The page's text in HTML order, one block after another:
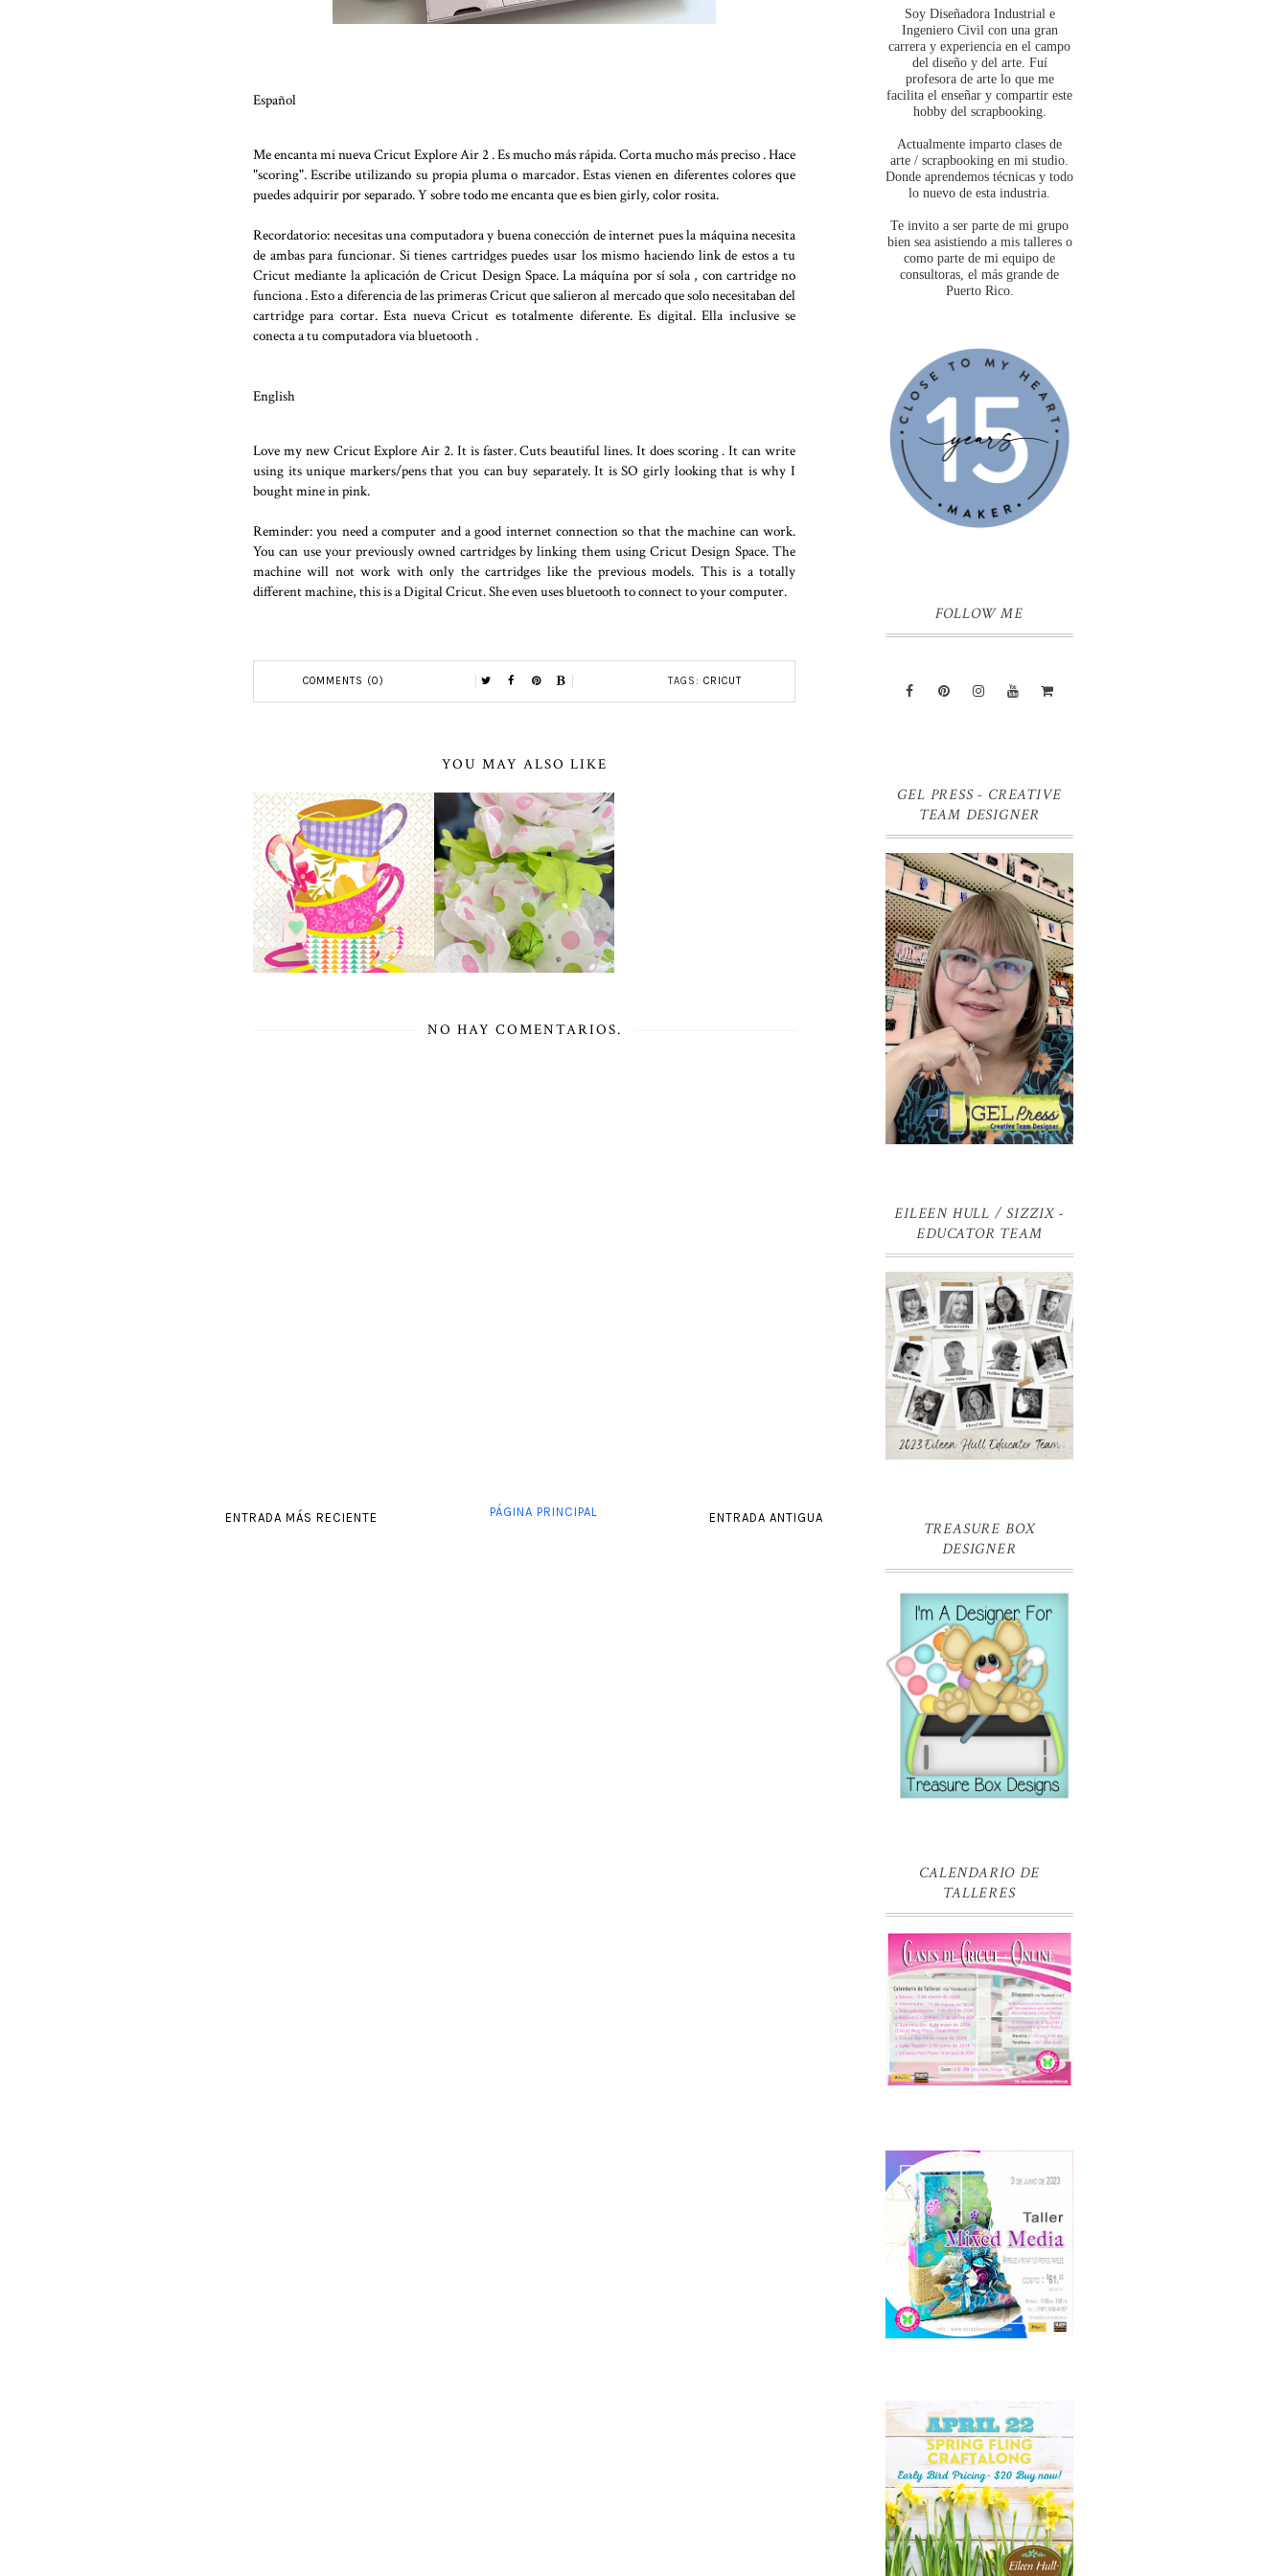
Español
Me encanta mi nueva Cricut Explore Air 2 . Es mucho más rápida. Corta mucho más preciso . Hace
"scoring". Escribe utilizando su propia pluma o marcador. Estas vienen en diferentes colores que
puedes adquirir por separado. Y sobre todo me encanta que es bien girly, color rosita.
Recordatorio: necesitas una computadora y buena conección de internet pues la máquina necesita
de ambas para funcionar. Si tienes cartridges puedes usar los mismo haciendo link de estos a tu
Cricut mediante la aplicación de Cricut Design Space. La máquína por sí sola , con cartridge no
funciona . Esto a diferencia de las primeras Cricut que salieron al mercado que solo necesitaban del
cartridge para cortar. Esta nueva Cricut es totalmente diferente. Es digital. Ella inclusive se
conecta a tu computadora via bluetooth .
English
Love my new Cricut Explore Air 2. It is faster. Cuts beautiful lines. It does scoring . It can write
using its unique markers/pens that you can buy separately. It is SO girly looking that is why I
bought mine in pink.
Reminder: you need a computer and a good internet connection so that the machine can work.
You can use your previously owned cartridges by linking them using Cricut Design Space. The
machine will not work with only the cartridges like the previous models. This is a totally
different machine, this is a Digital Cricut. She even uses bluetooth to connect to your computer.
COMMENTS (0) TAGS: CRICUT
YOU MAY ALSO LIKE
NO HAY COMENTARIOS.
ENTRADA MÁS RECIENTE ENTRADA ANTIGUA
PÁGINA PRINCIPAL
Soy Diseñadora Industrial e
Ingeniero Civil con una gran
carrera y experiencia en el campo
del diseño y del arte. Fuí
profesora de arte lo que me
facilita el enseñar y compartir este
hobby del scrapbooking.
Actualmente imparto clases de
arte / scrapbooking en mi studio.
Donde aprendemos técnicas y todo
lo nuevo de esta industria.
Te invito a ser parte de mi grupo
bien sea asistiendo a mis talleres o
como parte de mi equipo de
consultoras, el más grande de
Puerto Rico.
FOLLOW ME
GEL PRESS - CREATIVE
TEAM DESIGNER
EILEEN HULL / SIZZIX -
EDUCATOR TEAM
TREASURE BOX
DESIGNER
CALENDARIO DE
TALLERES